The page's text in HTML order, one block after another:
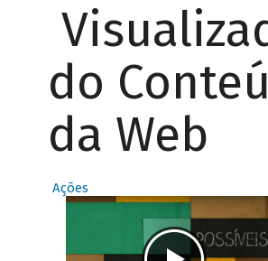
do
da Web
Ações